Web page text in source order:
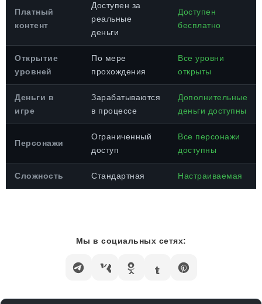
Платный
контент
Доступен за
реальные
деньги
Доступен
бесплатно
Открытие
уровней
По мере
прохождения
Все уровни
открыты
Деньги в
игре
Зарабатываются
в процессе
Дополнительные
деньги доступны
Персонажи
Ограниченный
доступ
Все персонажи
доступны
Сложность Стандартная Настраиваемая
Мы в социальных сетях: